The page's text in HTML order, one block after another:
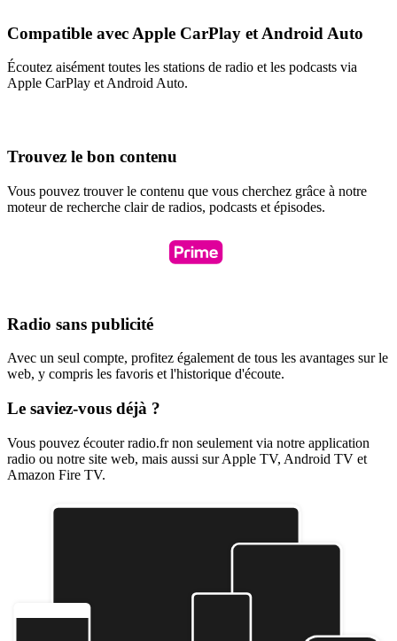
Compatible avec Apple CarPlay et Android Auto
Écoutez aisément toutes les stations de radio et les podcasts via
Apple CarPlay et Android Auto.
Trouvez le bon contenu
Vous pouvez trouver le contenu que vous cherchez grâce à notre
moteur de recherche clair de radios, podcasts et épisodes.
Radio sans publicité
Avec un seul compte, profitez également de tous les avantages sur le
web, y compris les favoris et l'historique d'écoute.
Le saviez-vous déjà ?
Vous pouvez écouter radio.fr non seulement via notre application
radio ou notre site web, mais aussi sur Apple TV, Android TV et
Amazon Fire TV.